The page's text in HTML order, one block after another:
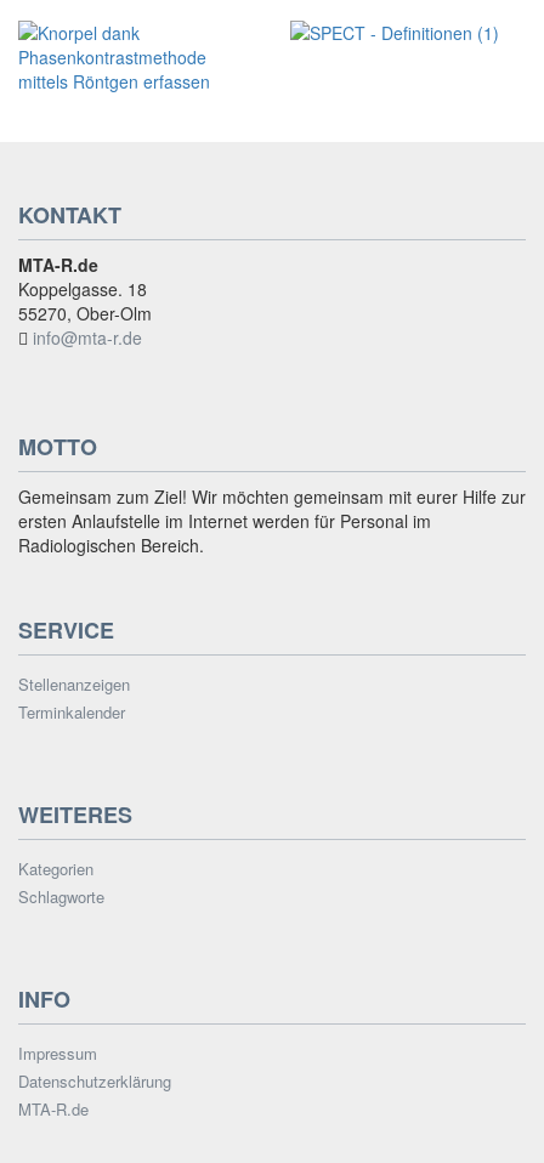
KONTAKT
MTA-R.de
Koppelgasse. 18
55270, Ober-Olm
info@mta-r.de
MOTTO
Gemeinsam zum Ziel! Wir möchten gemeinsam mit eurer Hilfe zur
ersten Anlaufstelle im Internet werden für Personal im
Radiologischen Bereich.
SERVICE
Stellenanzeigen
Terminkalender
WEITERES
Kategorien
Schlagworte
INFO
Impressum
Datenschutzerklärung
MTA-R.de